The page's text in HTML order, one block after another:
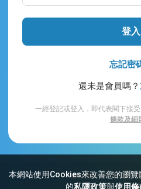
本網站使用Cookies來改善您的瀏
的私隱政策與使用條
登入
忘記密
還未是會員嗎？
一經登記或登入，即代表閣下接
條款及細
網站索引 常見問題